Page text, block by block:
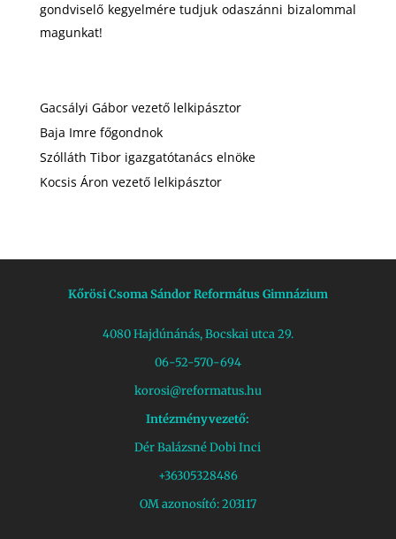
gondviselő kegyelmére tudjuk odaszánni bizalommal
magunkat!
Gacsályi Gábor vezető lelkipásztor
Baja Imre főgondnok
Szólláth Tibor igazgatótanács elnöke
Kocsis Áron vezető lelkipásztor
Kőrösi Csoma Sándor Református Gimnázium
4080 Hajdúnánás, Bocskai utca 29.
06-52-570-694
korosi@reformatus.hu
Intézményvezető:
Dér Balázsné Dobi Inci
+36305328486
OM azonosító: 203117